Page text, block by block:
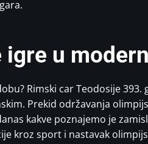
u
Rimski car Teodosije
Prekid održavanja
kakve poznajemo je
kroz sport i nastavak